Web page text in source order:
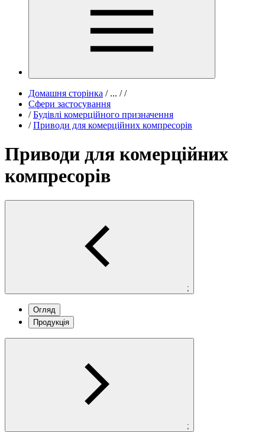
Домашня сторінка /... / /
Сфери застосування
/ Будівлі комерційного призначення
/ Приводи для комерційних компресорів
Приводи для комерційних
компресорів
;
Огляд
Продукція
;